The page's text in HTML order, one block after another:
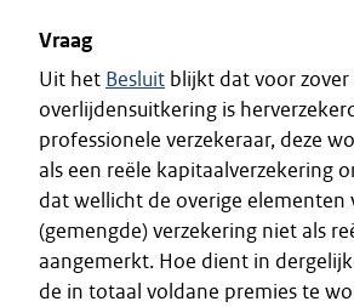
Vraag
Uit het Besluit blijkt dat voor zover
overlijdensuitkering is
professionele verzekeraar, deze
als een reële kapitaalverzekering
dat wellicht de overige elementen
(gemengde) verzekering niet als
aangemerkt. Hoe dient in
de in totaal voldane premies te